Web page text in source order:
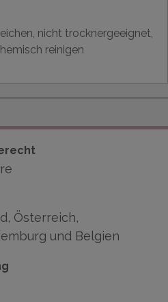
nicht trocknergeeignet,
reinigen
Österreich,
und Belgien